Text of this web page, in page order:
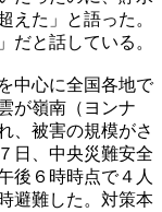
えた」と語った。
だと話している。
中心に全国各地で
が嶺南（ヨンナ
、被害の規模がさ
日、中央災難安全
後６時時点で４人
避難した。対策本